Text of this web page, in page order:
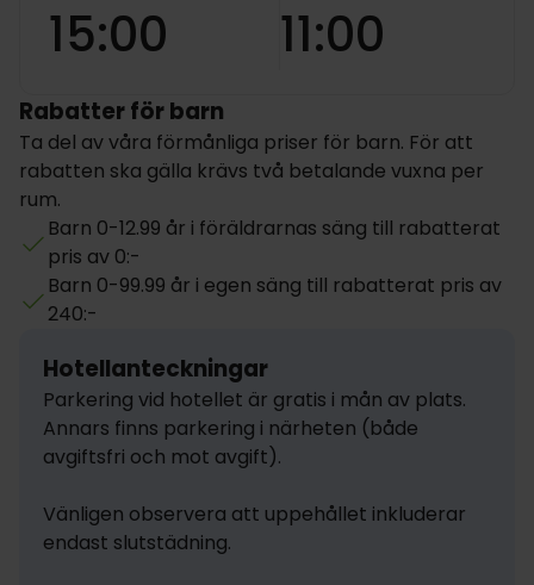
15:00 11:00
Rabatter för barn
Ta del av våra förmånliga priser för barn. För att
rabatten ska gälla krävs två betalande vuxna per
rum.
Barn 0-12.99 år i föräldrarnas säng till rabatterat
pris av 0:-
Barn 0-99.99 år i egen säng till rabatterat pris av
240:-
Hotellanteckningar
Parkering vid hotellet är gratis i mån av plats.
Annars finns parkering i närheten (både
avgiftsfri och mot avgift).
Vänligen observera att uppehållet inkluderar
endast slutstädning.